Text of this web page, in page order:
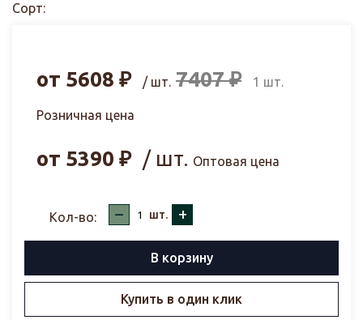
Сорт:
от 5608 ₽ / шт. 7407₽ 1 шт.
Розничная цена
от 5390 ₽ / шт. Оптовая цена
Кол-во: – шт. +
В корзину
Купить в один клик